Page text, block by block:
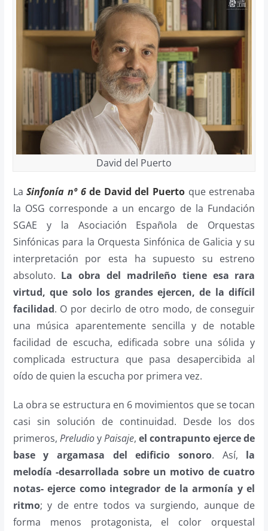
David del Puerto
LaSinfonía nº 6de David del Puerto que estrenaba
la OSG corresponde a un encargo de la Fundación
SGAE y la Asociación Española de Orquestas
Sinfónicas para la Orquesta Sinfónica de Galicia y su
interpretación por esta ha supuesto su estreno
absoluto. La obra del madrileño tiene esa rara
virtud, que solo los grandes ejercen, de la difícil
facilidad. O por decirlo de otro modo, de conseguir
una música aparentemente sencilla y de notable
facilidad de escucha, edificada sobre una sólida y
complicada estructura que pasa desapercibida al
oído de quien la escucha por primera vez.
La obra se estructura en 6 movimientos que se tocan
casi sin solución de continuidad. Desde los dos
primeros, PreludioyPaisaje,el contrapunto ejerce de
base y argamasa del edificio sonoro. Así, la
melodía -desarrollada sobre un motivo de cuatro
notas- ejerce como integrador de la armonía y el
ritmo; y de entre todos va surgiendo, aunque de
forma menos protagonista, el color orquestal